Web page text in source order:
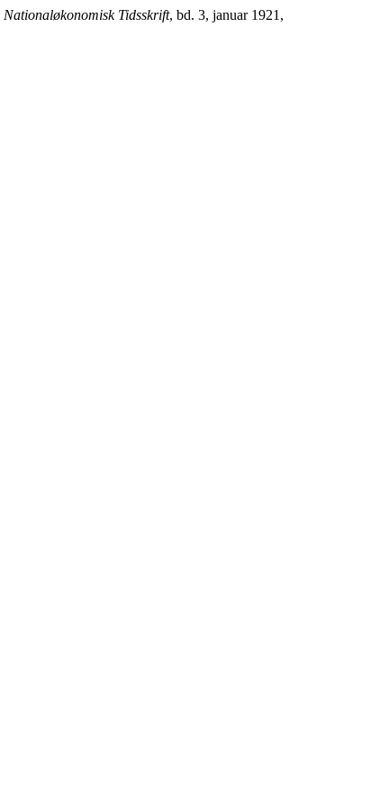
Nationaløkonomisk Tidsskrift, bd. 3, januar 1921,